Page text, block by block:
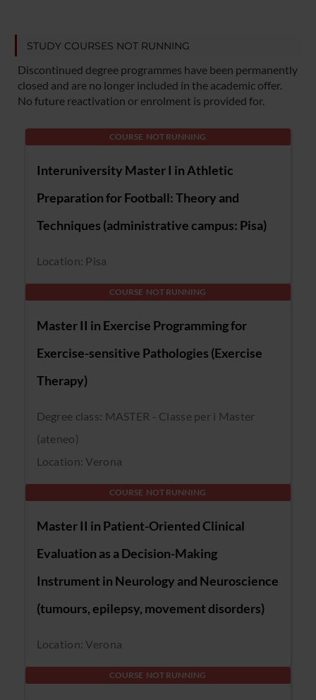
STUDY COURSES NOT RUNNING
Discontinued degree programmes have been permanently
closed and are no longer included in the academic offer.
No future reactivation or enrolment is provided for.
COURSE NOT RUNNING
Interuniversity Master I in Athletic
Preparation for Football: Theory and
Techniques (administrative campus: Pisa)
Location: Pisa
COURSE NOT RUNNING
Master II in Exercise Programming for
Exercise-sensitive Pathologies (Exercise
Therapy)
Degree class: MASTER - Classe per i Master
(ateneo)
Location: Verona
COURSE NOT RUNNING
Master II in Patient-Oriented Clinical
Evaluation as a Decision-Making
Instrument in Neurology and Neuroscience
(tumours, epilepsy, movement disorders)
Location: Verona
COURSE NOT RUNNING